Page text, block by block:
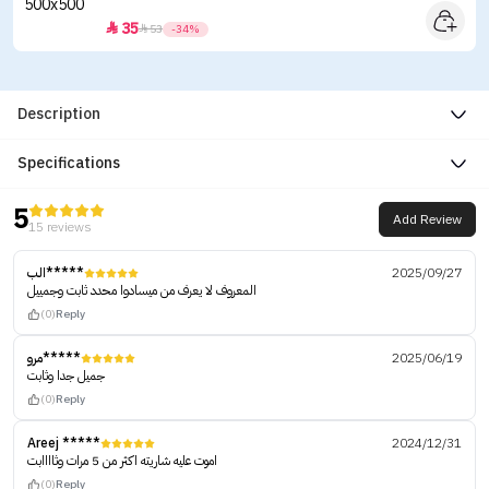
 3553 -34%
Description
Specifications
515 reviews Add Review
الب*****
2025/09/27
المعروف لا يعرف من ميسادوا محدد ثابت وجمييل
(0)Reply
مرو*****
2025/06/19
جميل جدا وثابت
(0)Reply
Areej *****
2024/12/31
اموت عليه شاريته اكثر من 5 مرات وثاااابت
(0)Reply